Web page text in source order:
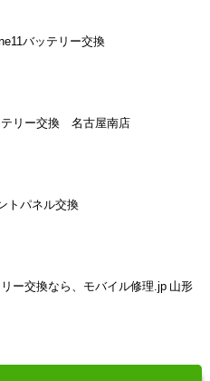
バッテリー交換
リー交換 名古屋南店
トパネル交換
ー交換なら、モバイル修理.jp 山形